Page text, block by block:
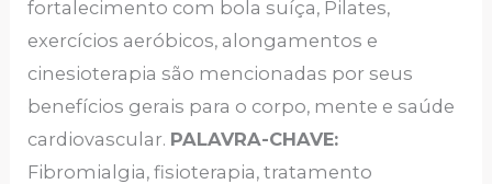
fortalecimento com bola suíça, Pilates,
exercícios aeróbicos, alongamentos e
cinesioterapia são mencionadas por seus
benefícios gerais para o corpo, mente e saúde
cardiovascular. PALAVRA-CHAVE:
Fibromialgia, fisioterapia, tratamento